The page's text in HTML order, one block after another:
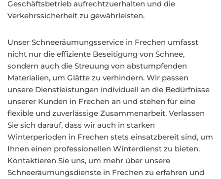
Geschäftsbetrieb aufrechtzuerhalten und die
Verkehrssicherheit zu gewährleisten.
Unser Schneeräumungsservice in Frechen umfasst
nicht nur die effiziente Beseitigung von Schnee,
sondern auch die Streuung von abstumpfenden
Materialien, um Glätte zu verhindern. Wir passen
unsere Dienstleistungen individuell an die Bedürfnisse
unserer Kunden in Frechen an und stehen für eine
flexible und zuverlässige Zusammenarbeit. Verlassen
Sie sich darauf, dass wir auch in starken
Winterperioden in Frechen stets einsatzbereit sind, um
Ihnen einen professionellen Winterdienst zu bieten.
Kontaktieren Sie uns, um mehr über unsere
Schneeräumungsdienste in Frechen zu erfahren und